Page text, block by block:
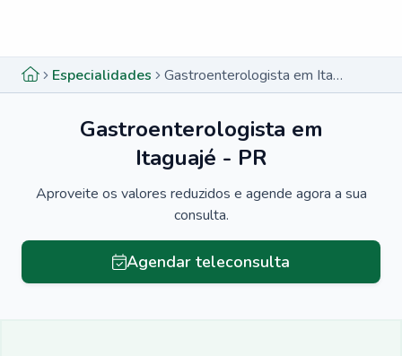
Especialidades Gastroenterologista em Itaguajé - PR
Gastroenterologista em
Itaguajé - PR
Aproveite os valores reduzidos e agende agora a sua
consulta.
Agendar teleconsulta